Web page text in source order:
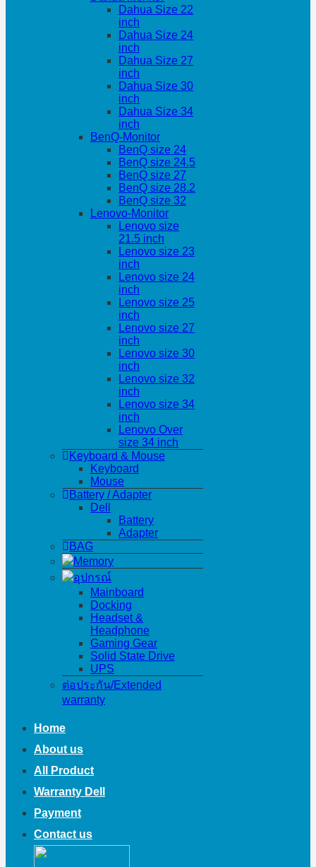
Dahua Size 22
inch
Dahua Size 24
inch
Dahua Size 27
inch
Dahua Size 30
inch
Dahua Size 34
inch
BenQ-Monitor
BenQ size 24
BenQ size 24.5
BenQ size 27
BenQ size 28.2
BenQ size 32
Lenovo-Monitor
Lenovo size
21.5 inch
Lenovo size 23
inch
Lenovo size 24
inch
Lenovo size 25
inch
Lenovo size 27
inch
Lenovo size 30
inch
Lenovo size 32
inch
Lenovo size 34
inch
Lenovo Over
size 34 inch
Keyboard & Mouse
Keyboard
Mouse
Battery / Adapter
Dell
Battery
Adapter
BAG
Memory
อุปกรณ์
Mainboard
Docking
Headset &
Headphone
Gaming Gear
Solid State Drive
UPS
ต่อประกัน/Extended
warranty
Home
About us
All Product
Warranty Dell
Payment
Contact us